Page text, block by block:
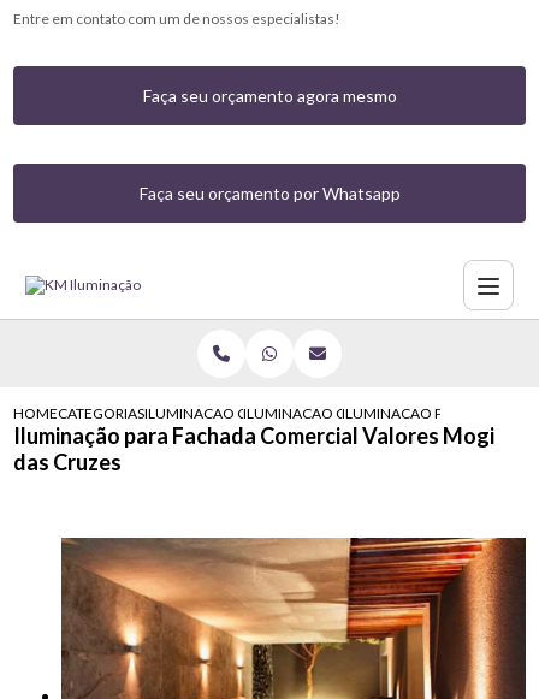
Entre em contato com um de nossos especialistas!
Faça seu orçamento agora mesmo
Faça seu orçamento por Whatsapp
HOMECATEGORIASILUMINACAO COMERCIALILUMINACAO COMERCIAL COM LED
ILUMINACAO PARA
Iluminação para Fachada Comercial Valores Mogi
das Cruzes